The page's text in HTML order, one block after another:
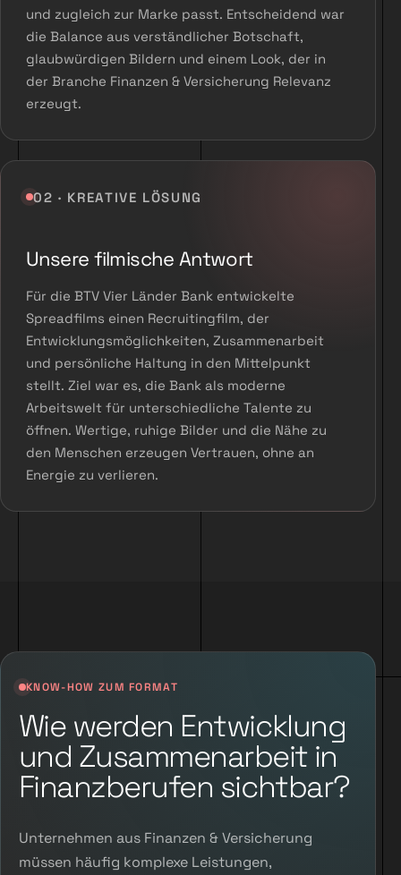
und zugleich zur Marke passt. Entscheidend war
die Balance aus verständlicher Botschaft,
glaubwürdigen Bildern und einem Look, der in
der Branche Finanzen & Versicherung Relevanz
erzeugt.
02 · KREATIVE LÖSUNG
Unsere filmische Antwort
Für die BTV Vier Länder Bank entwickelte
Spreadfilms einen Recruitingfilm, der
Entwicklungsmöglichkeiten, Zusammenarbeit
und persönliche Haltung in den Mittelpunkt
stellt. Ziel war es, die Bank als moderne
Arbeitswelt für unterschiedliche Talente zu
öffnen. Wertige, ruhige Bilder und die Nähe zu
den Menschen erzeugen Vertrauen, ohne an
Energie zu verlieren.
KNOW-HOW ZUM FORMAT
Wie werden Entwicklung
und Zusammenarbeit in
Finanzberufen sichtbar?
Unternehmen aus Finanzen & Versicherung
müssen häufig komplexe Leistungen,